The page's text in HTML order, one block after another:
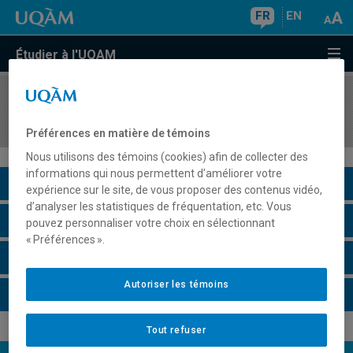
FR EN
Étudier à l'UQAM
COURS//
Description du cours
Horaire - Été 2026
Préférences en matière de témoins
Nous utilisons des témoins (cookies) afin de collecter des
informations qui nous permettent d’améliorer votre
expérience sur le site, de vous proposer des contenus vidéo,
d’analyser les statistiques de fréquentation, etc. Vous
pouvez personnaliser votre choix en sélectionnant
« Préférences ».
Tout refuser
Autoriser les témoins